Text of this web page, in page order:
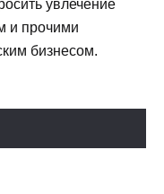
увлечение
и прочими
бизнесом.